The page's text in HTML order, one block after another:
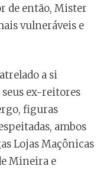
de então, Mister
vulneráveis e
a si
seus ex-reitores
figuras
ambos
Lojas Maçônicas
Mineira e